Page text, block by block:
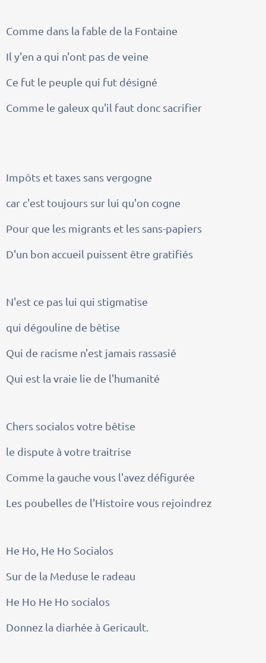
Comme dans la fable de la Fontaine
Il y'en a qui n'ont pas de veine
Ce fut le peuple qui fut désigné
Comme le galeux qu'il faut donc sacrifier
Impôts et taxes sans vergogne
car c'est toujours sur lui qu'on cogne
Pour que les migrants et les sans-papiers
D'un bon accueil puissent être gratifiés
N'est ce pas lui qui stigmatise
qui dégouline de bêtise
Qui de racisme n'est jamais rassasié
Qui est la vraie lie de l'humanité
Chers socialos votre bêtise
le dispute à votre traitrise
Comme la gauche vous l'avez défigurée
Les poubelles de l'Histoire vous rejoindrez
He Ho, He Ho Socialos
Sur de la Meduse le radeau
He Ho He Ho socialos
Donnez la diarhée à Gericault.